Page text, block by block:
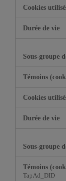
TapAd_DID